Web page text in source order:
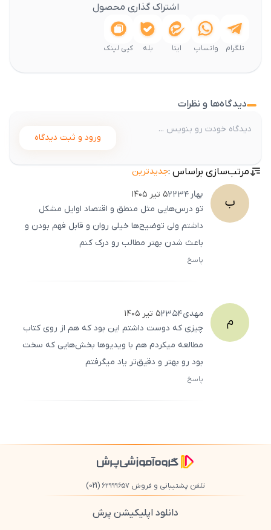
اشتراک گذاری محصول
تلگرام واتساپ ایتا بله کپی لینک
دیدگاه‌ها و نظرات
ورود و ثبت دیدگاه
مرتب‌سازی براساس :جدیدترین
ب بهار2234۵ تیر ۱۴۰۵
تو درس‌هایی مثل منطق و اقتصاد اوایل مشکل
داشتم ولی توضیح‌ها خیلی روان و قابل فهم بودن و
باعث شدن بهتر مطالب رو درک کنم
پاسخ
م مهدی2354۵ تیر ۱۴۰۵
چیزی که دوست داشتم این بود که هم از روی کتاب
مطالعه میکردم هم با ویدیوها بخش‌هایی که سخت
بود رو بهتر و دقیق‌تر یاد میگرفتم
پاسخ
تلفن پشتیبانی و فروش ۶۲۹۹۹۶۵۷ (021)
دانلود اپلیکیشن پرش